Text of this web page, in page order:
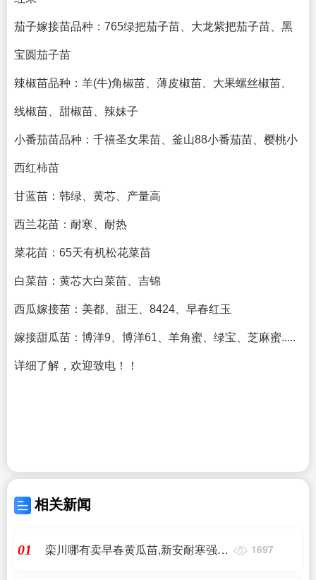
茄子嫁接苗品种：765绿把茄子苗、大龙紫把茄子苗、黑
宝圆茄子苗
辣椒苗品种：羊(牛)角椒苗、薄皮椒苗、大果螺丝椒苗、
线椒苗、甜椒苗、辣妹子
小番茄苗品种：千禧圣女果苗、釜山88小番茄苗、樱桃小
西红柿苗
甘蓝苗：韩绿、黄芯、产量高
西兰花苗：耐寒、耐热
菜花苗：65天有机松花菜苗
白菜苗：黄芯大白菜苗、吉锦
西瓜嫁接苗：美都、甜王、8424、早春红玉
嫁接甜瓜苗：博洋9、博洋61、羊角蜜、绿宝、芝麻蜜.....
详细了解，欢迎致电！！
相关新闻
01
栾川哪有卖早春黄瓜苗,新安耐寒强雌
1697